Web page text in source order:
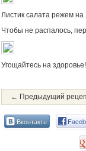
Листик салата режем на
Чтобы не распалось,
Угощайтесь на здоровье!
← Предыдущий
Вконтакте